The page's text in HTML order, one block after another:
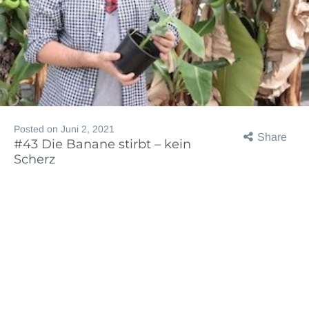
Share
Posted on Juni 2, 2021
#43 Die Banane stirbt – kein
Scherz